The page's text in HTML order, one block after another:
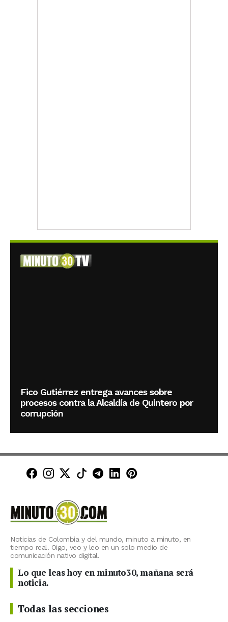
Fico Gutiérrez entrega avances sobre
procesos contra la Alcaldía de Quintero por
corrupción
Minuto30 en Facebook
Minuto30 en Instagram
Minuto30 en X (Twitter)
Minuto30 en TikTok
Canal de Minuto30 en
Minuto30 en LinkedIn
Minuto30 en
Noticias de Colombia y del mundo, minuto a minuto, en
tiempo real. Oigo, veo y leo en un solo medio de
comunicación nativo digital.
Lo que leas hoy en minuto30, mañana será
noticia.
Todas las secciones